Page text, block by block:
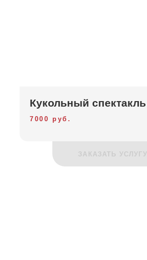
Кукольный спектакль
7000 руб.
ЗАКАЗАТЬ УСЛУГУ